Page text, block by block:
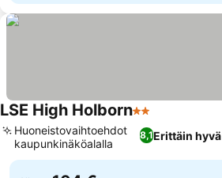
LSE High Holborn2 Tähtiluokitus
8,1Erittäin hyvä
Huoneistovaihtoehdot
kaupunkinäköalalla